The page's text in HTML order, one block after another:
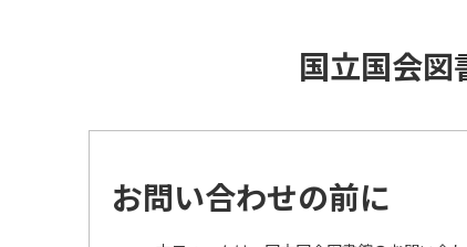
国立国会図
お問い合わせの前に